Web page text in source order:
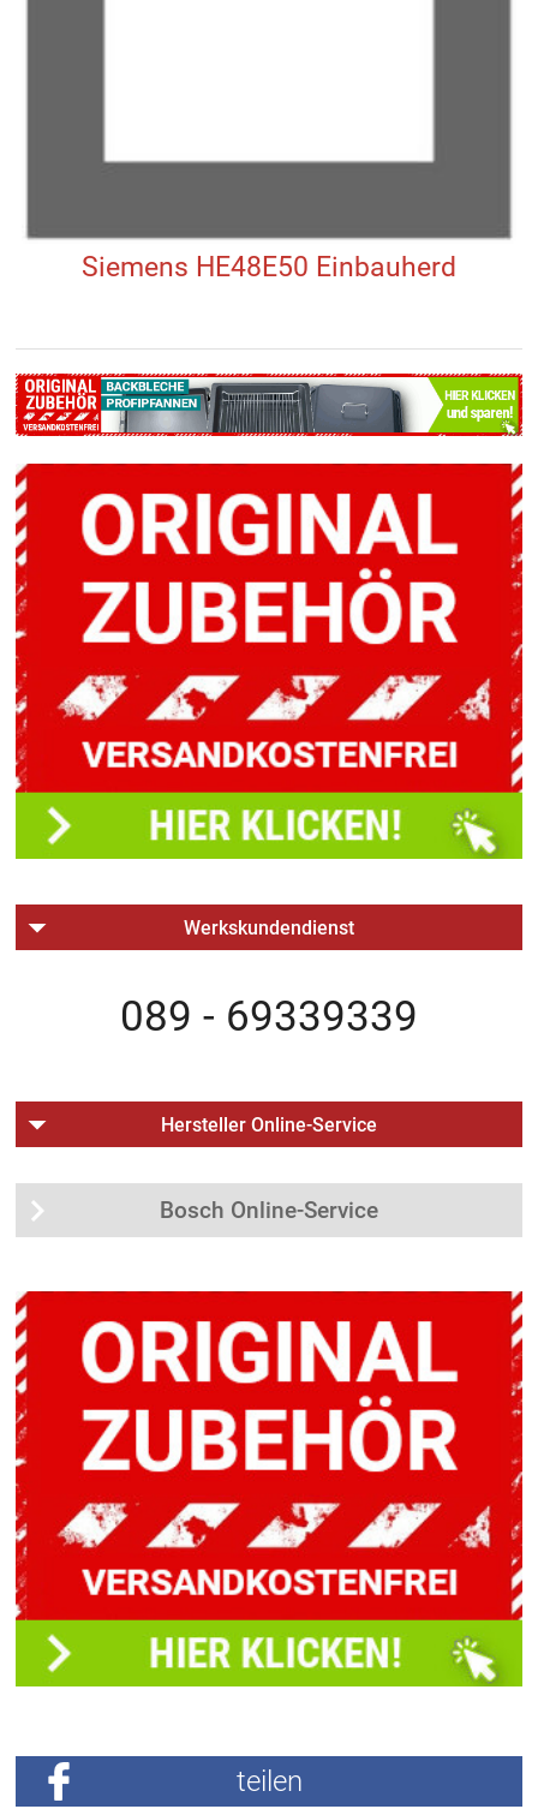
Siemens HE48E50 Einbauherd
Werkskundendienst
089 - 69339339
Hersteller Online-Service
Bosch Online-Service
teilen